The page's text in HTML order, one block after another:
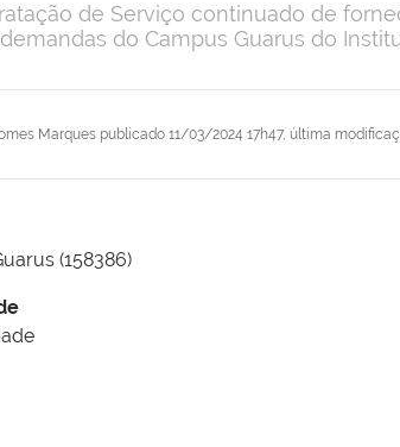
Marques publicado 11/03/2024 17h47, última
de Serviço continuado de
demandas do Campus Guarus do
(158386)